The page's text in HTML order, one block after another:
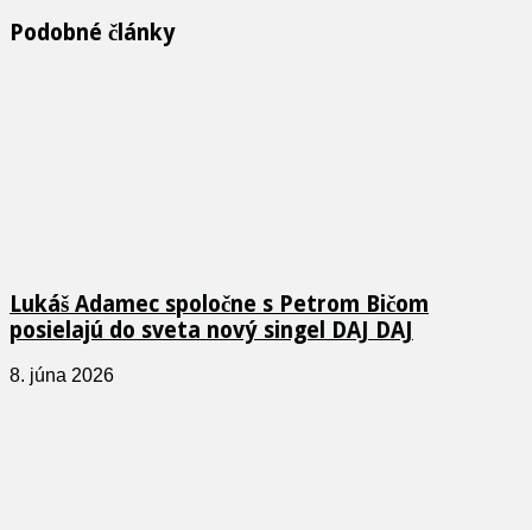
Podobné články
Lukáš Adamec spoločne s Petrom Bičom
posielajú do sveta nový singel DAJ DAJ
8. júna 2026